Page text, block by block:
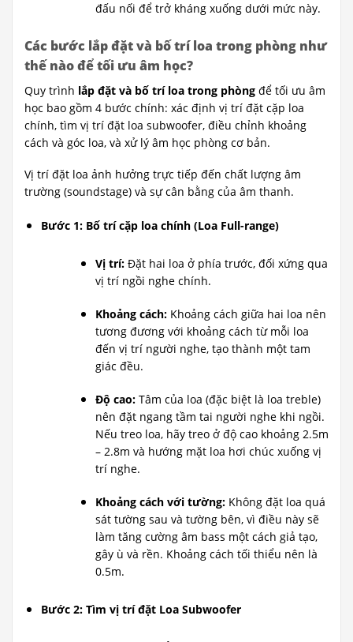
đấu nối để trở kháng xuống dưới mức này.
Các bước lắp đặt và bố trí loa trong phòng như
thế nào để tối ưu âm học?
Quy trình lắp đặt và bố trí loa trong phòng để tối ưu âm
học bao gồm 4 bước chính: xác định vị trí đặt cặp loa
chính, tìm vị trí đặt loa subwoofer, điều chỉnh khoảng
cách và góc loa, và xử lý âm học phòng cơ bản.
Vị trí đặt loa ảnh hưởng trực tiếp đến chất lượng âm
trường (soundstage) và sự cân bằng của âm thanh.
Bước 1: Bố trí cặp loa chính (Loa Full-range)
Vị trí:Đặt hai loa ở phía trước, đối xứng qua
vị trí ngồi nghe chính.
Khoảng cách:Khoảng cách giữa hai loa nên
tương đương với khoảng cách từ mỗi loa
đến vị trí người nghe, tạo thành một tam
giác đều.
Độ cao:Tâm của loa (đặc biệt là loa treble)
nên đặt ngang tầm tai người nghe khi ngồi.
Nếu treo loa, hãy treo ở độ cao khoảng 2.5m
– 2.8m và hướng mặt loa hơi chúc xuống vị
trí nghe.
Khoảng cách với tường:Không đặt loa quá
sát tường sau và tường bên, vì điều này sẽ
làm tăng cường âm bass một cách giả tạo,
gây ù và rền. Khoảng cách tối thiểu nên là
0.5m.
Bước 2: Tìm vị trí đặt Loa Subwoofer